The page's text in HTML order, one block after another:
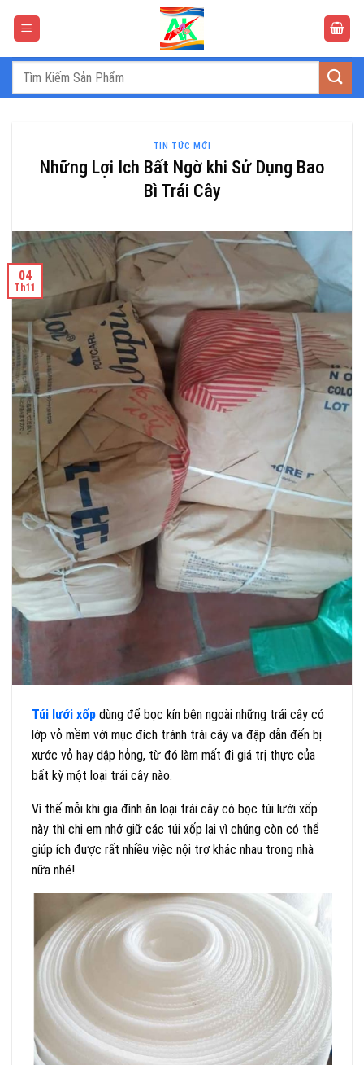
Tìm
TIN TỨC MỚI
Những Lợi Ich Bất Ngờ khi Sử Dụng Bao
Bì Trái Cây
04
Th11
Túi lưới xốp dùng để bọc kín bên ngoài những trái cây có
lớp vỏ mềm với mục đích tránh trái cây va đập dẫn đến bị
xước vỏ hay dập hỏng, từ đó làm mất đi giá trị thực của
bất kỳ một loại trái cây nào.
Vì thế mỗi khi gia đình ăn loại trái cây có bọc túi lưới xốp
này thì chị em nhớ giữ các túi xốp lại vì chúng còn có thể
giúp ích được rất nhiều việc nội trợ khác nhau trong nhà
nữa nhé!